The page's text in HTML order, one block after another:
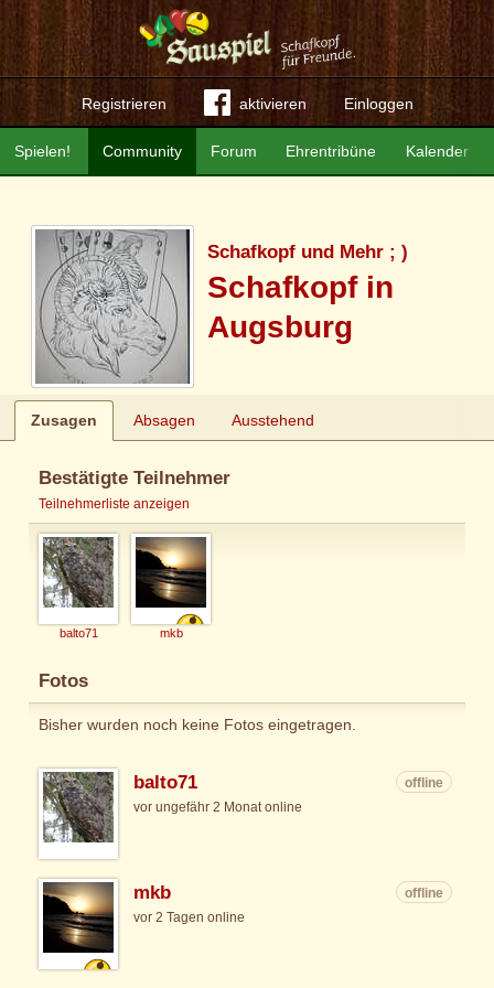
Registrieren aktivieren Einloggen
Community Forum Ehrentribüne Kalender
Spielen!
Schafkopf und Mehr ; )
Schafkopf in
Augsburg
Zusagen Absagen Ausstehend
Bestätigte Teilnehmer
Teilnehmerliste anzeigen
balto71 mkb
Fotos
Bisher wurden noch keine Fotos eingetragen.
balto71
offline
vor ungefähr 2 Monat online
mkb
offline
vor 2 Tagen online